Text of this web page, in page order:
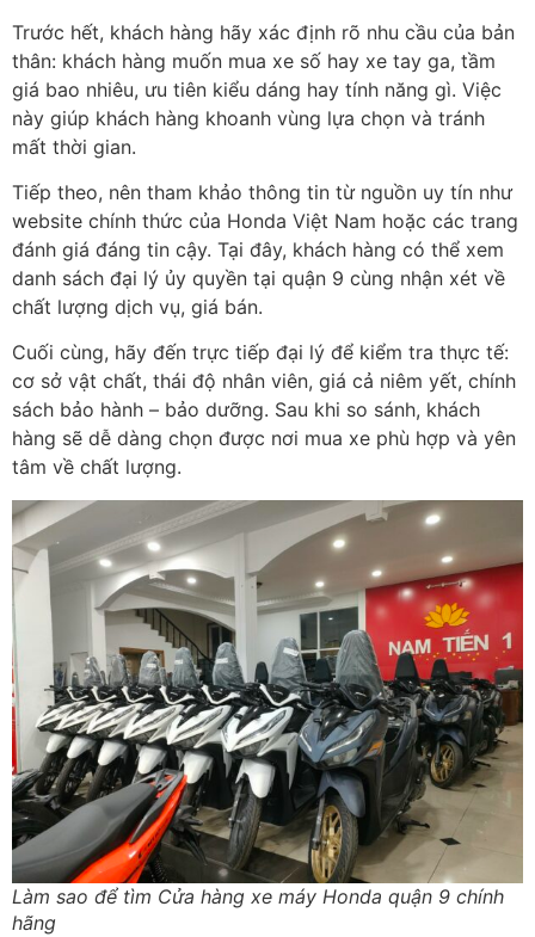
Trước hết, khách hàng hãy xác định rõ nhu cầu của bản
thân: khách hàng muốn mua xe số hay xe tay ga, tầm
giá bao nhiêu, ưu tiên kiểu dáng hay tính năng gì. Việc
này giúp khách hàng khoanh vùng lựa chọn và tránh
mất thời gian.
Tiếp theo, nên tham khảo thông tin từ nguồn uy tín như
website chính thức của Honda Việt Nam hoặc các trang
đánh giá đáng tin cậy. Tại đây, khách hàng có thể xem
danh sách đại lý ủy quyền tại quận 9 cùng nhận xét về
chất lượng dịch vụ, giá bán.
Cuối cùng, hãy đến trực tiếp đại lý để kiểm tra thực tế:
cơ sở vật chất, thái độ nhân viên, giá cả niêm yết, chính
sách bảo hành – bảo dưỡng. Sau khi so sánh, khách
hàng sẽ dễ dàng chọn được nơi mua xe phù hợp và yên
tâm về chất lượng.
Làm sao để tìm Cửa hàng xe máy Honda quận 9 chính
hãng